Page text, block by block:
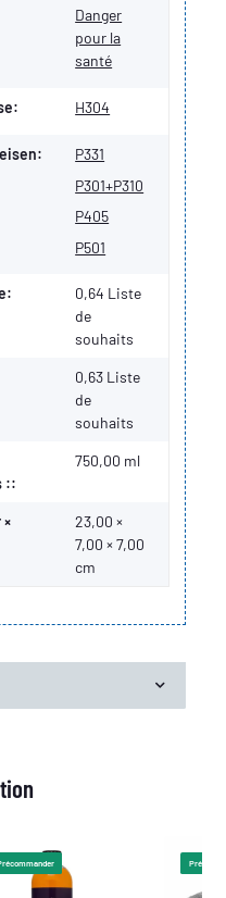
Danger
pour la
santé
H304
P331
P301+P310
P405
P501
0,64 Liste
de
souhaits
0,63 Liste
de
souhaits
::
750,00 ml
23,00 ×
7,00 × 7,00
cm